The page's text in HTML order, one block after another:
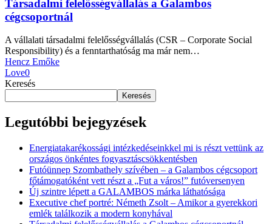
Társadalmi felelősségvállalás a Galambos
cégcsoportnál
A vállalati társadalmi felelősségvállalás (CSR – Corporate Social
Responsibility) és a fenntarthatóság ma már nem…
Hencz Emőke
Love0
Keresés
Keresés
Legutóbbi bejegyzések
Energiatakarékossági intézkedéseinkkel mi is részt vettünk az
országos önkéntes fogyasztáscsökkentésben
Futóünnep Szombathely szívében – a Galambos cégcsoport
főtámogatóként vett részt a „Fut a város!” futóversenyen
Új szintre lépett a GALAMBOS márka láthatósága
Executive chef portré: Németh Zsolt – Amikor a gyerekkori
emlék találkozik a modern konyhával